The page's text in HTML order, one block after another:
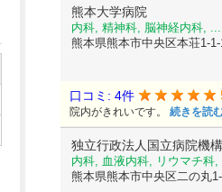
熊本大学病院
内科, 精神科, 脳神経内科, ...
熊本県熊本市中央区本荘1-
口コミ: 4件
院内がきれいです。 続きを読
独立行政法人国立病院機構
内科, 血液内科, リウマチ科,
熊本県熊本市中央区二の丸